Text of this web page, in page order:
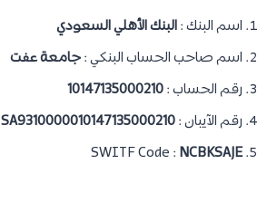
اسم البنك :البنك الأهلي السعودي​
اسم صاحب الحساب البنكي :جامعة عفت
رقم الحساب :10147135000210
رقم الآيبان :SA9310000010147135000210
SWITF Code : NCBKSAJE